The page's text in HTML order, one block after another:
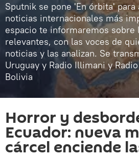
Sputnik se pone 'En órbita' para
noticias internacionales más
espacio te informaremos sobre
relevantes, con las voces de
noticias y las analizan. Se
Uruguay y Radio Illimani y
Bolivia
Horror y
Ecuador: nueva
cárcel enciende